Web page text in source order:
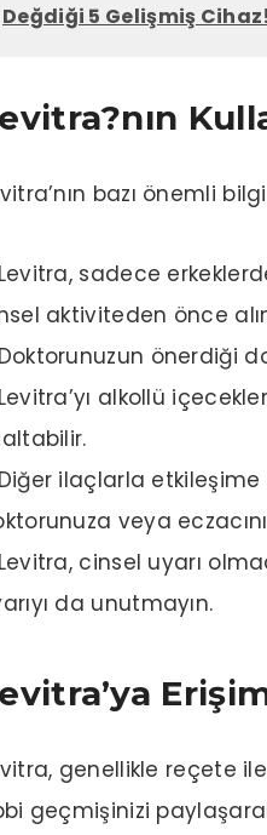
Değdiği 5 Gelişmiş Cihaz!
bazı önemli
sadece
aktiviteden önce
önerdiği
alkollü
ilaçlarla
veya
cinsel uyarı
da unutmayın.
genellikle reçete
geçmişinizi